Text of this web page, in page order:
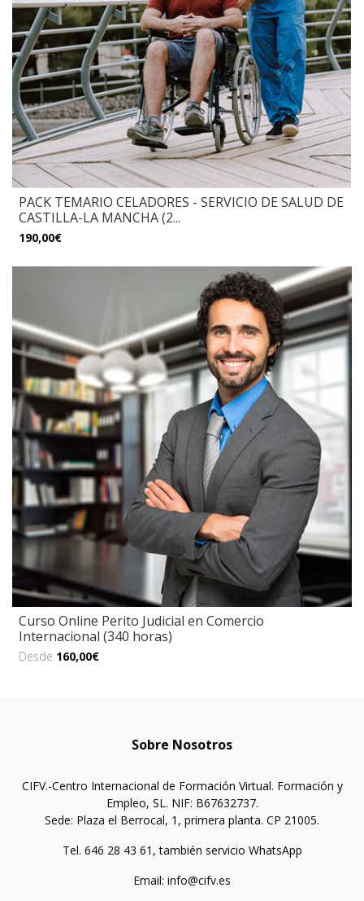
PACK TEMARIO CELADORES - SERVICIO DE SALUD DE
CASTILLA-LA MANCHA (2...
190,00€
Curso Online Perito Judicial en Comercio
Internacional (340 horas)
Desde 160,00€
Sobre Nosotros
CIFV.-Centro Internacional de Formación Virtual. Formación y
Empleo, SL. NIF: B67632737.
Sede: Plaza el Berrocal, 1, primera planta. CP 21005.
Tel. 646 28 43 61, también servicio WhatsApp
Email: info@cifv.es